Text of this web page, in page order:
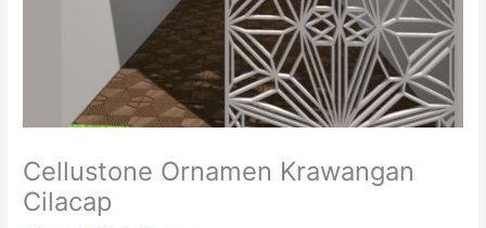
Cellustone Ornamen Krawangan
Cilacap